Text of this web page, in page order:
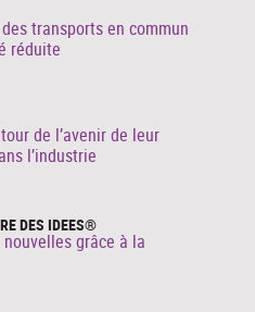
transports en commun
réduite
de l’avenir de leur
l’industrie
DES IDEES®
grâce à la